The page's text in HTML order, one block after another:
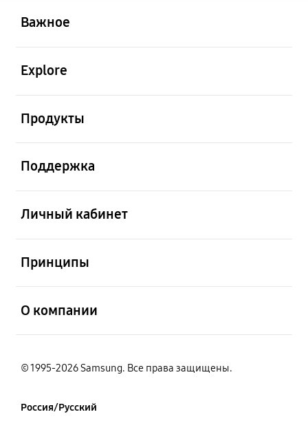
Важное
Explore
Продукты
Поддержка
Личный кабинет
Принципы
О компании
© 1995-2026 Samsung. Все права защищены.
Россия/Русский